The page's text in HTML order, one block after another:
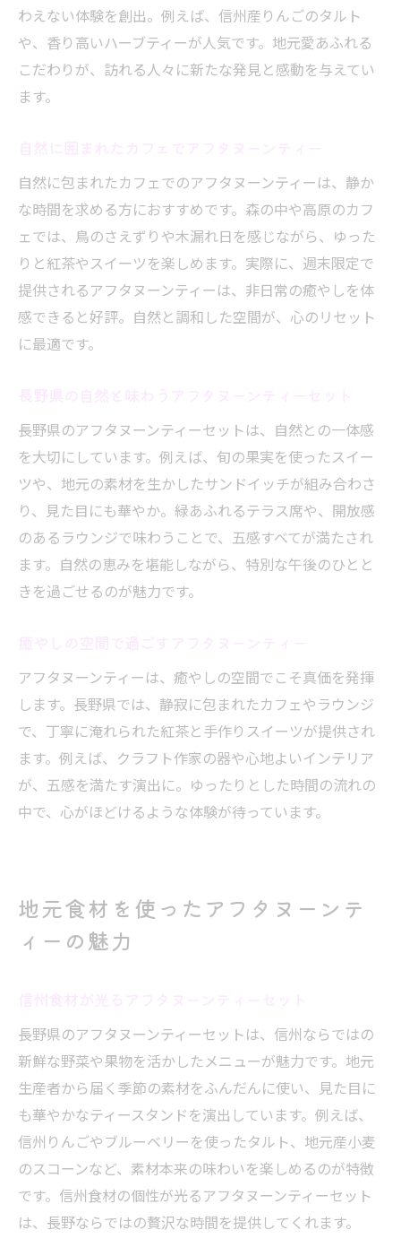
わえない体験を創出。例えば、信州産りんごのタルト
や、香り高いハーブティーが人気です。地元愛あふれる
こだわりが、訪れる人々に新たな発見と感動を与えてい
ます。
自然に包まれたカフェでのアフタヌーンティーは、静か
な時間を求める方におすすめです。森の中や高原のカフ
ェでは、鳥のさえずりや木漏れ日を感じながら、ゆった
りと紅茶やスイーツを楽しめます。実際に、週末限定で
提供されるアフタヌーンティーは、非日常の癒やしを体
感できると好評。自然と調和した空間が、心のリセット
に最適です。
長野県のアフタヌーンティーセットは、自然との一体感
を大切にしています。例えば、旬の果実を使ったスイー
ツや、地元の素材を生かしたサンドイッチが組み合わさ
り、見た目にも華やか。緑あふれるテラス席や、開放感
のあるラウンジで味わうことで、五感すべてが満たされ
ます。自然の恵みを堪能しながら、特別な午後のひとと
きを過ごせるのが魅力です。
アフタヌーンティーは、癒やしの空間でこそ真価を発揮
します。長野県では、静寂に包まれたカフェやラウンジ
で、丁寧に淹れられた紅茶と手作りスイーツが提供され
ます。例えば、クラフト作家の器や心地よいインテリア
が、五感を満たす演出に。ゆったりとした時間の流れの
中で、心がほどけるような体験が待っています。
地元食材を使ったアフタヌーンテ
ィーの魅力
長野県のアフタヌーンティーセットは、信州ならではの
新鮮な野菜や果物を活かしたメニューが魅力です。地元
生産者から届く季節の素材をふんだんに使い、見た目に
も華やかなティースタンドを演出しています。例えば、
信州りんごやブルーベリーを使ったタルト、地元産小麦
のスコーンなど、素材本来の味わいを楽しめるのが特徴
です。信州食材の個性が光るアフタヌーンティーセット
は、長野ならではの贅沢な時間を提供してくれます。